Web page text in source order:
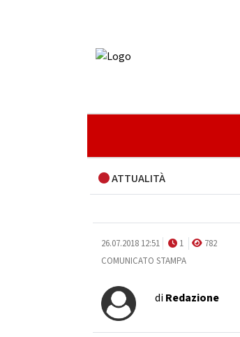
ATTUALITÀ
26.07.2018 12:51 1
782
COMUNICATO STAMPA
diRedazione